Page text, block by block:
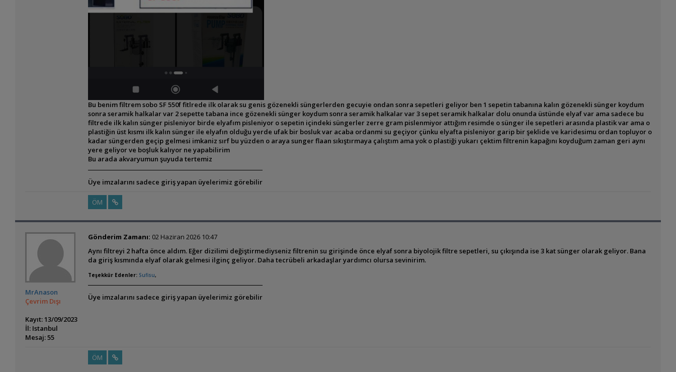
Bu benim filtrem sobo SF 550f fitlrede ilk olarak su genis gözenekli süngerlerden gecuyie ondan sonra sepetleri geliyor ben 1 sepetin tabanına kalın gözenekli sünger koydum
sonra seramik halkalar var 2 sepette tabana ince gözenekli sünger koydum sonra seramik halkalar var 3 sepet seramik halkalar dolu onunda üstünde elyaf var ama sadece bu
filtrede ilk kalın sünger pisleniyor birde elyafım pisleniyor o sepetin içindeki süngerler zerre gram pislenmiyor attığım resimde o sünger ile sepetleri arasında plastik var ama o
plastiğin üst kısmı ilk kalın sünger ile elyafın olduğu yerde ufak bir bosluk var acaba ordanmi su geçiyor çünku elyafta pisleniyor garip bir şeklide ve karidesimu ordan topluyor o
kadar süngerden geçip gelmesi imkaniz sırf bu yüzden o araya sunger flaan sıkıştırmaya çalıştım ama yok o plastiği yukarı çektim filtrenin kapağını koyduğum zaman geri aynı
yere geliyor ve boşluk kalıyor ne yapabilirim
Bu arada akvaryumun şuyuda tertemiz
Üye imzalarını sadece giriş yapan üyelerimiz görebilir
ÖM
MrAnason
Çevrim Dışı
Kayıt: 13/09/2023
İl: Istanbul
Mesaj: 55
Gönderim Zamanı: 02 Haziran 2026 10:47
Aynı filtreyi 2 hafta önce aldım. Eğer dizilimi değiştirmediyseniz filtrenin su girişinde önce elyaf sonra biyolojik filtre sepetleri, su çıkışında ise 3 kat sünger olarak geliyor. Bana
da giriş kısmında elyaf olarak gelmesi ilginç geliyor. Daha tecrübeli arkadaşlar yardımcı olursa sevinirim.
Teşekkür Edenler: Sufisu,
Üye imzalarını sadece giriş yapan üyelerimiz görebilir
ÖM